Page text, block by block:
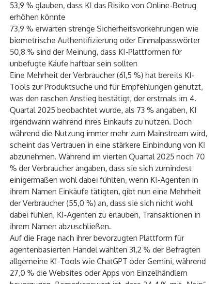
53,9 % glauben, dass KI das Risiko von Online-Betrug
erhöhen könnte
73,9 % erwarten strenge Sicherheitsvorkehrungen wie
biometrische Authentifizierung oder Einmalpasswörter
50,8 % sind der Meinung, dass KI-Plattformen für
unbefugte Käufe haftbar sein sollten
Eine Mehrheit der Verbraucher (61,5 %) hat bereits KI-
Tools zur Produktsuche und für Empfehlungen genutzt,
was den raschen Anstieg bestätigt, der erstmals im 4.
Quartal 2025 beobachtet wurde, als 73 % angaben, KI
irgendwann während ihres Einkaufs zu nutzen. Doch
während die Nutzung immer mehr zum Mainstream wird,
scheint das Vertrauen in eine stärkere Einbindung von KI
abzunehmen. Während im vierten Quartal 2025 noch 70
% der Verbraucher angaben, dass sie sich zumindest
einigermaßen wohl dabei fühlten, wenn KI-Agenten in
ihrem Namen Einkäufe tätigten, gibt nun eine Mehrheit
der Verbraucher (55,0 %) an, dass sie sich nicht wohl
dabei fühlen, KI-Agenten zu erlauben, Transaktionen in
ihrem Namen abzuschließen.
Auf die Frage nach ihrer bevorzugten Plattform für
agentenbasierten Handel wählten 31,2 % der Befragten
allgemeine KI-Tools wie ChatGPT oder Gemini, während
27,0 % die Websites oder Apps von Einzelhändlern